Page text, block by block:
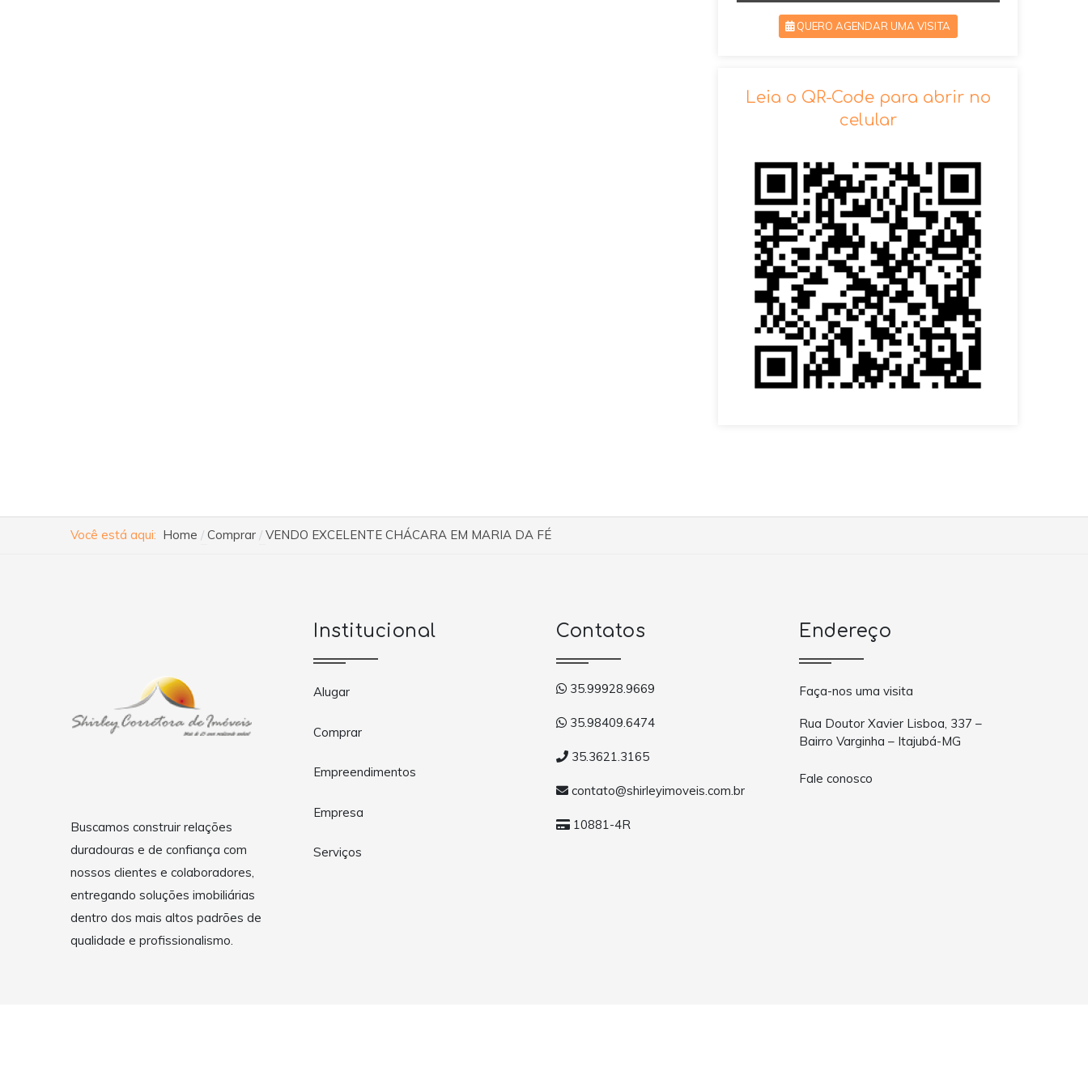
QUERO AGENDAR UMA VISITA
VOLTAR
Leia o QR-Code para abrir no
celular
Você está aqui: Home Comprar VENDO EXCELENTE CHÁCARA EM MARIA DA FÉ
Buscamos construir relações
duradouras e de confiança com
nossos clientes e colaboradores,
entregando soluções imobiliárias
dentro dos mais altos padrões de
qualidade e profissionalismo.
Institucional
Alugar
Comprar
Empreendimentos
Empresa
Serviços
Contatos
35.99928.9669
35.98409.6474
35.3621.3165
contato@shirleyimoveis.com.br
10881-4R
Endereço
Faça-nos uma visita
Rua Doutor Xavier Lisboa, 337 –
Bairro Varginha – Itajubá-MG
Fale conosco